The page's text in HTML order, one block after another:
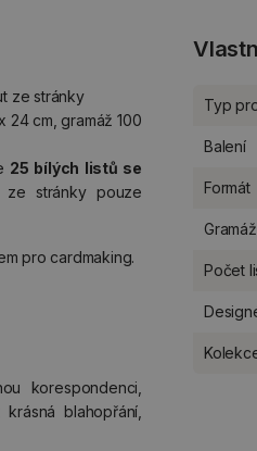
ze stránky
24 cm, gramáž 100
25 bílých listů se
stránky pouze
pro cardmaking.
korespondenci,
blahopřání,
Typ
Balení
Formát
Gramáž
Počet